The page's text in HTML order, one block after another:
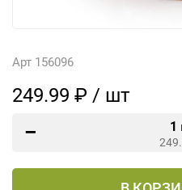
Арт 156096
249.99 ₽ / шт
1